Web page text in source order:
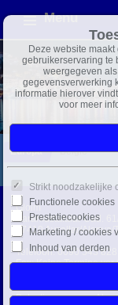
Menu
Europa België
Gloim
Karamustafalar Cad. 61/
07410 Avsallar/Alanya/
Telefoon:0090 543 828
Fax: Keine Termine vor
Belastingnummer:
Deze website
gebruikerservaring te
weergegeven
gegevensverwerking
informatie hierover
voor meer
Strikt noodzakelijke
Functionele cookies
Prestatiecookies
Marketing / cookies
Inhoud van derden